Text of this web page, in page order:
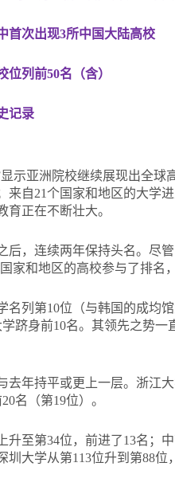
首次出现3所中国大陆高校
列前50名（含）
记录
示亚洲院校继续展现出全球
自21个国家和地区的大学
正在不断壮大。
，连续两年保持头名。尽
家和地区的高校参与了排名
列第10位（与韩国的成均
跻身前10名。其领先之势一
年持平或更上一层。浙江
名（第19位）。
至第34位，前进了13名；
大学从第113位升到第88